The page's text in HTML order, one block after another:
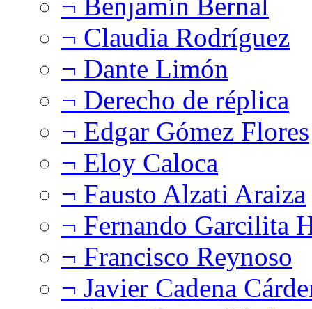
¬ Claudia Rodríguez
¬ Dante Limón
¬ Derecho de réplica
¬ Edgar Gómez Flores
¬ Eloy Caloca
¬ Fausto Alzati Araiza
¬ Fernando Garcilita
¬ Francisco Reynoso
¬ Javier Cadena